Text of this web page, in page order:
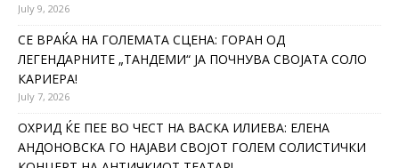
July 9, 2026
СЕ ВРАЌА НА ГОЛЕМАТА СЦЕНА: ГОРАН ОД
ЛЕГЕНДАРНИТЕ „ТАНДЕМИ“ ЈА ПОЧНУВА СВОЈАТА СОЛО
КАРИЕРА!
July 7, 2026
ОХРИД ЌЕ ПЕЕ ВО ЧЕСТ НА ВАСКА ИЛИЕВА: ЕЛЕНА
АНДОНОВСКА ГО НАЈАВИ СВОЈОТ ГОЛЕМ СОЛИСТИЧКИ